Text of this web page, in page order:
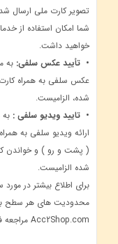
تصویر کارت ملی ارسال
خواهید داشت.
• تأیید عکس سلفی:
عکس سلفی به همراه
شده، الزامیست.
• تایید ویدیو سلفی :
ارائه ویدیو سلفی به
( پشت و رو ) و خواندن
شده الزامیست.
برای اطلاع بیشتر در مورد
محدودیت های هر سطح
Acc2Shop.com مراجعه فرمایید.